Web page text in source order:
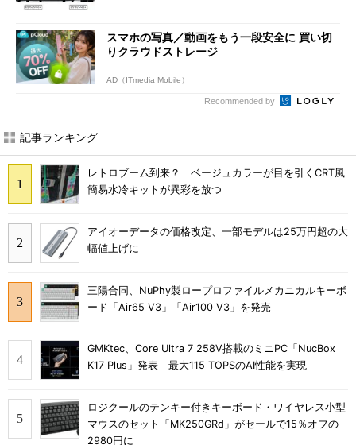
スマホの写真／動画をもう一段安全に 買い切
りクラウドストレージ
AD（ITmedia Mobile）
Recommended by
記事ランキング
レトロブーム到来？ ベージュカラーが目を引くCRT風
簡易水冷キットが異彩を放つ
アイオーデータの価格改定、一部モデルは25万円超の大
幅値上げに
三陽合同、NuPhy製ロープロファイルメカニカルキーボ
ード「Air65 V3」「Air100 V3」を発売
GMKtec、Core Ultra 7 258V搭載のミニPC「NucBox
K17 Plus」発表 最大115 TOPSのAI性能を実現
ロジクールのテンキー付きキーボード・ワイヤレス小型
マウスのセット「MK250GRd」がセールで15％オフの
2980円に